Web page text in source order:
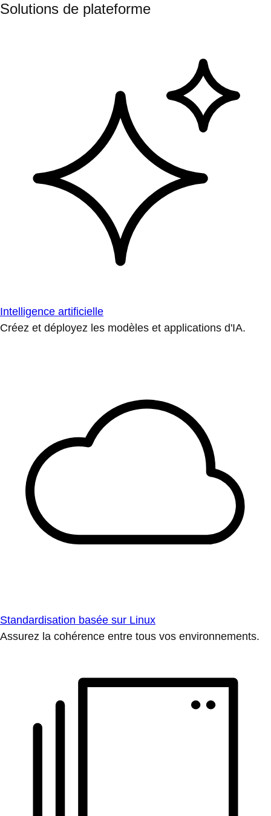
Solutions de plateforme
Intelligence artificielle
Créez et déployez les modèles et applications d'IA.
Standardisation basée sur Linux
Assurez la cohérence entre tous vos environnements.